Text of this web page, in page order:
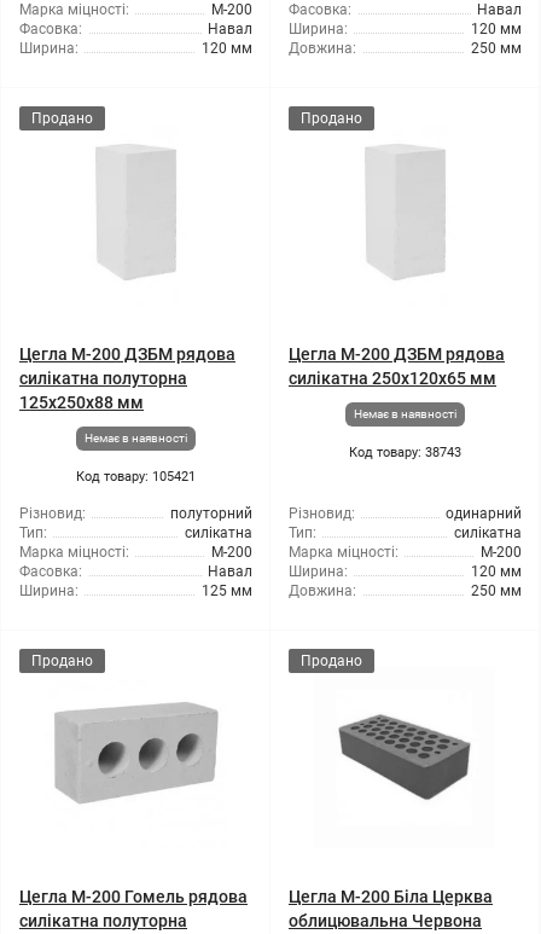
Марка міцності:
М-200
Фасовка:
Навал
Ширина:
120 мм
Фасовка:
Навал
Ширина:
120 мм
Довжина:
250 мм
Продано
Цегла М-200 ДЗБМ рядова
силікатна полуторна
125х250х88 мм
Немає в наявності
Код товару: 105421
Різновид:
полуторний
Тип:
силікатна
Марка міцності:
М-200
Фасовка:
Навал
Ширина:
125 мм
Продано
Цегла М-200 ДЗБМ рядова
силікатна 250х120х65 мм
Немає в наявності
Код товару: 38743
Різновид:
одинарний
Тип:
силікатна
Марка міцності:
М-200
Ширина:
120 мм
Довжина:
250 мм
Продано
Цегла М-200 Гомель рядова
силікатна полуторна
Продано
Цегла М-200 Біла Церква
облицювальна Червона